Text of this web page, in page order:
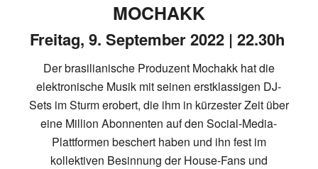
MOCHAKK
Freitag, 9. September 2022 | 22.30h
Der brasilianische Produzent Mochakk hat die
elektronische Musik mit seinen erstklassigen DJ-
Sets im Sturm erobert, die ihm in kürzester Zeit über
eine Million Abonnenten auf den Social-Media-
Plattformen beschert haben und ihn fest im
kollektiven Besinnung der House-Fans und